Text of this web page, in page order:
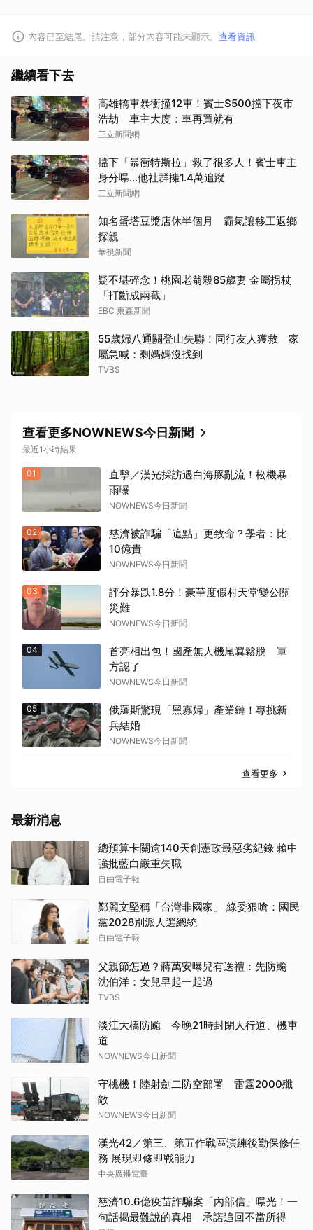
內容已至結尾。請注意，部分內容可能未顯示。 查看資訊
繼續看下去
高雄轎車暴衝撞12車！賓士S500擋下夜市
浩劫 車主大度：車再買就有
三立新聞網
擋下「暴衝特斯拉」救了很多人！賓士車主
身分曝…他社群擁1.4萬追蹤
三立新聞網
知名蛋塔豆漿店休半個月 霸氣讓移工返鄉
探親
華視新聞
疑不堪碎念！桃園老翁殺85歲妻 金屬拐杖
「打斷成兩截」
EBC 東森新聞
55歲婦八通關登山失聯！同行友人獲救 家
屬急喊：剩媽媽沒找到
TVBS
查看更多NOWNEWS今日新聞
最近1小時結果
01
直擊／漢光採訪遇白海豚亂流！松機暴
雨曝
NOWNEWS今日新聞
02
慈濟被詐騙「這點」更致命？學者：比
10億貴
NOWNEWS今日新聞
03
評分暴跌1.8分！豪華度假村天堂變公關
災難
NOWNEWS今日新聞
04
首亮相出包！國產無人機尾翼鬆脫 軍
方認了
NOWNEWS今日新聞
05
俄羅斯驚現「黑寡婦」產業鏈！專挑新
兵結婚
NOWNEWS今日新聞
查看更多
最新消息
總預算卡關逾140天創憲政最惡劣紀錄 賴中
強批藍白嚴重失職
自由電子報
鄭麗文堅稱「台灣非國家」 綠委狠嗆：國民
黨2028別派人選總統
自由電子報
父親節怎過？蔣萬安曝兒有送禮：先防颱
沈伯洋：女兒早起一起過
TVBS
淡江大橋防颱 今晚21時封閉人行道、機車
道
NOWNEWS今日新聞
守桃機！陸射劍二防空部署 雷霆2000殲
敵
NOWNEWS今日新聞
漢光42／第三、第五作戰區演練後勤保修任
務 展現即修即戰能力
中央廣播電臺
慈濟10.6億疫苗詐騙案「內部信」曝光！一
句話揭最難說的真相 承諾追回不當所得
取消